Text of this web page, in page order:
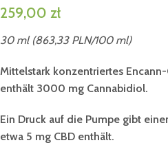
259,00 zł
30 ml (863,33 PLN/100 ml)
Mittelstark konzentriertes
enthält 3000 mg Cannabidiol.
Ein Druck auf die Pumpe gibt
etwa 5 mg CBD enthält.